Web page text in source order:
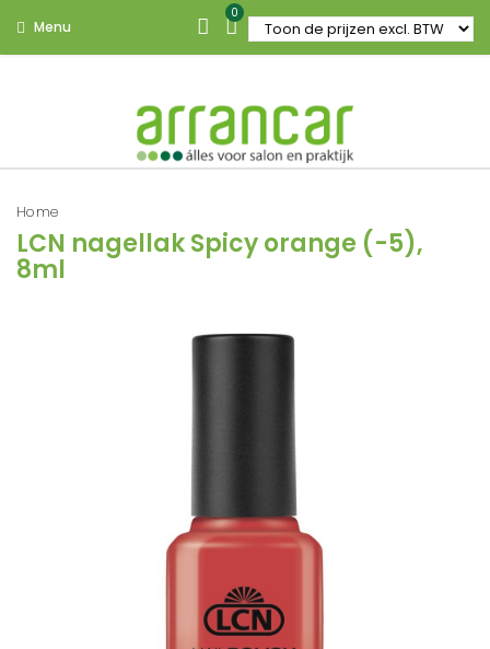
Menu
0
Home
LCN nagellak Spicy orange (-5),
8ml